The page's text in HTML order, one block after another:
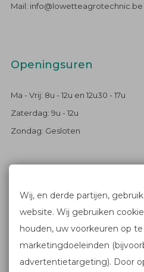
Mail: info@lowetteagrotechnic.be
Openingsuren
Ma - Vrij: 8u - 12u en 12u30 - 17u
Zaterdag: 9u - 12u
Zondag: Gesloten
Blijf op de hoogte
FACEBOOK
Wij, en derde partijen,
website. Wij gebruiken
houden, uw voorkeuren op
marketingdoeleinden
advertentietargeting). Door